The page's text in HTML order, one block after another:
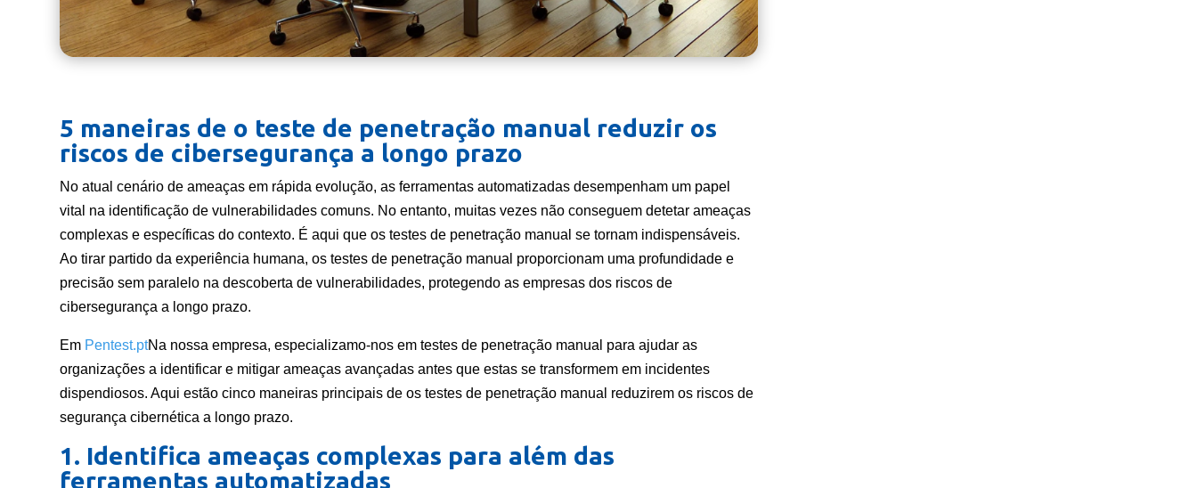
5 maneiras de o teste de penetração manual reduzir os
riscos de cibersegurança a longo prazo
No atual cenário de ameaças em rápida evolução, as ferramentas automatizadas desempenham um papel
vital na identificação de vulnerabilidades comuns. No entanto, muitas vezes não conseguem detetar ameaças
complexas e específicas do contexto. É aqui que os testes de penetração manual se tornam indispensáveis.
Ao tirar partido da experiência humana, os testes de penetração manual proporcionam uma profundidade e
precisão sem paralelo na descoberta de vulnerabilidades, protegendo as empresas dos riscos de
cibersegurança a longo prazo.
Em Pentest.ptNa nossa empresa, especializamo-nos em testes de penetração manual para ajudar as
organizações a identificar e mitigar ameaças avançadas antes que estas se transformem em incidentes
dispendiosos. Aqui estão cinco maneiras principais de os testes de penetração manual reduzirem os riscos de
segurança cibernética a longo prazo.
1. Identifica ameaças complexas para além das
ferramentas automatizadas